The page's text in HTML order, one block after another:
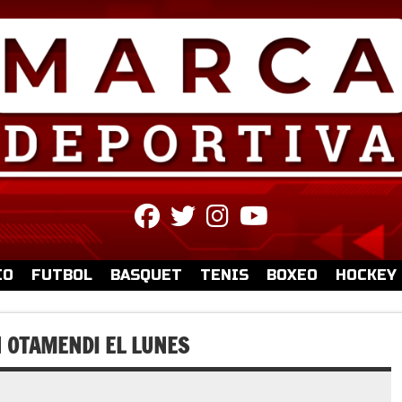
fab
fa-
facebook
fab
fa-
twitter
fab
fa-
instagram
fa-
youtube
FUTBOL BASQUET TENIS BOXEO HOCKEY
EL LUNES